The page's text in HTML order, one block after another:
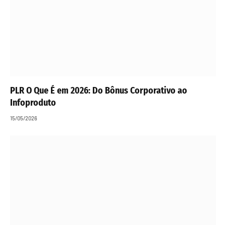
PLR O Que É em 2026: Do Bônus Corporativo ao
Infoproduto
15/05/2026